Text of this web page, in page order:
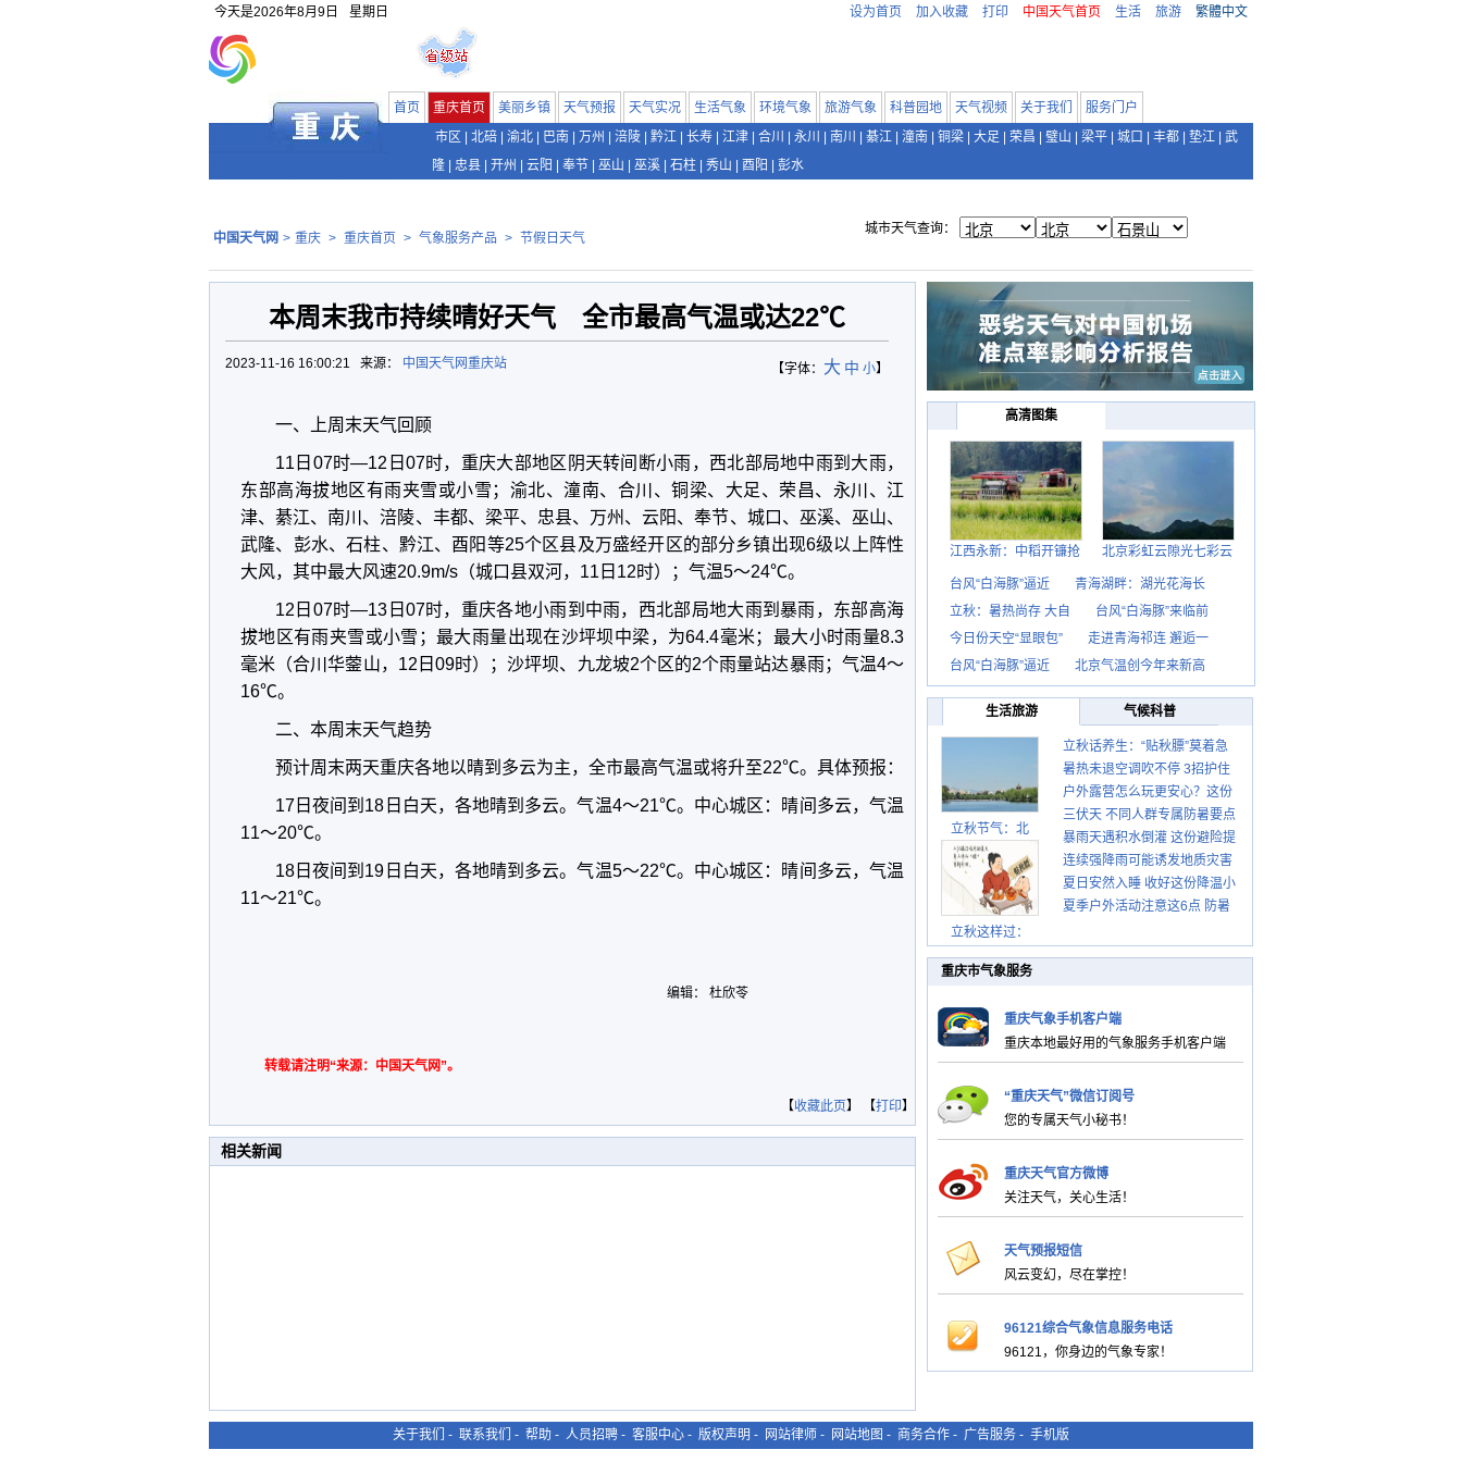
今天是2026年8月9日 星期日 设为首页 加入收藏 打印 中国天气首页 生活 旅游 繁體中文
首页 重庆首页 美丽乡镇 天气预报 天气实况 生活气象 环境气象 旅游气象 科普园地 天气视频 关于我们
服务门户
市区
北碚 渝北 巴南 万州 涪陵 黔江 长寿 江津 合川 永川 南川 綦江 潼南 铜梁 大足 荣昌 璧山 梁平 城口 丰都 垫江
武
隆
忠县 开州 云阳 奉节 巫山 巫溪 石柱 秀山 酉阳 彭水
中国天气网 > 重庆 > 重庆首页 > 气象服务产品 > 节假日天气
城市天气查询：
本周末我市持续晴好天气 全市最高气温或达22℃
【字体： 大 中 小】
2023-11-16 16:00:21 来源： 中国天气网重庆站
一、上周末天气回顾
11日07时—12日07时，重庆大部地区阴天转间断小雨，西北部局地中雨到大雨，
东部高海拔地区有雨夹雪或小雪；渝北、潼南、合川、铜梁、大足、荣昌、永川、江
津、綦江、南川、涪陵、丰都、梁平、忠县、万州、云阳、奉节、城口、巫溪、巫山、
武隆、彭水、石柱、黔江、酉阳等25个区县及万盛经开区的部分乡镇出现6级以上阵性
大风，其中最大风速20.9m/s（城口县双河，11日12时）；气温5～24℃。
12日07时—13日07时，重庆各地小雨到中雨，西北部局地大雨到暴雨，东部高海
拔地区有雨夹雪或小雪；最大雨量出现在沙坪坝中梁，为64.4毫米；最大小时雨量8.3
毫米（合川华蓥山，12日09时）；沙坪坝、九龙坡2个区的2个雨量站达暴雨；气温4～
16℃。
二、本周末天气趋势
预计周末两天重庆各地以晴到多云为主，全市最高气温或将升至22℃。具体预报：
17日夜间到18日白天，各地晴到多云。气温4～21℃。中心城区：晴间多云，气温
11～20℃。
18日夜间到19日白天，各地晴到多云。气温5～22℃。中心城区：晴间多云，气温
11～21℃。
编辑： 杜欣苓
转载请注明“来源：中国天气网”。
【收藏此页】 【打印】
相关新闻
高清图集
江西永新：中稻开镰抢 北京彩虹云隙光七彩云
台风“白海豚”逼近
青海湖畔：湖光花海长
立秋：暑热尚存 大自
台风“白海豚”来临前
今日份天空“显眼包”
走进青海祁连 邂逅一
台风“白海豚”逼近
北京气温创今年来新高
生活旅游 气候科普
立秋节气：北
立秋这样过：
立秋话养生：“贴秋膘”莫着急
先清暑再防燥
暑热未退空调吹不停 3招护住
肩颈不酸痛
户外露营怎么玩更安心？这份
攻略请收好
三伏天 不同人群专属防暑要点
请收好
暴雨天遇积水倒灌 这份避险提
示请收好
连续强降雨可能诱发地质灾害
这些前兆要知道
夏日安然入睡 收好这份降温小
贴士
夏季户外活动注意这6点 防暑
重庆市气象服务
重庆气象手机客户端
重庆本地最好用的气象服务手机客户端
“重庆天气”微信订阅号
您的专属天气小秘书！
重庆天气官方微博
关注天气，关心生活！
天气预报短信
风云变幻，尽在掌控！
96121综合气象信息服务电话
96121，你身边的气象专家！
关于我们 - 联系我们 - 帮助 - 人员招聘 - 客服中心 - 版权声明 - 网站律师 - 网站地图 - 商务合作 - 广告服务 - 手机版